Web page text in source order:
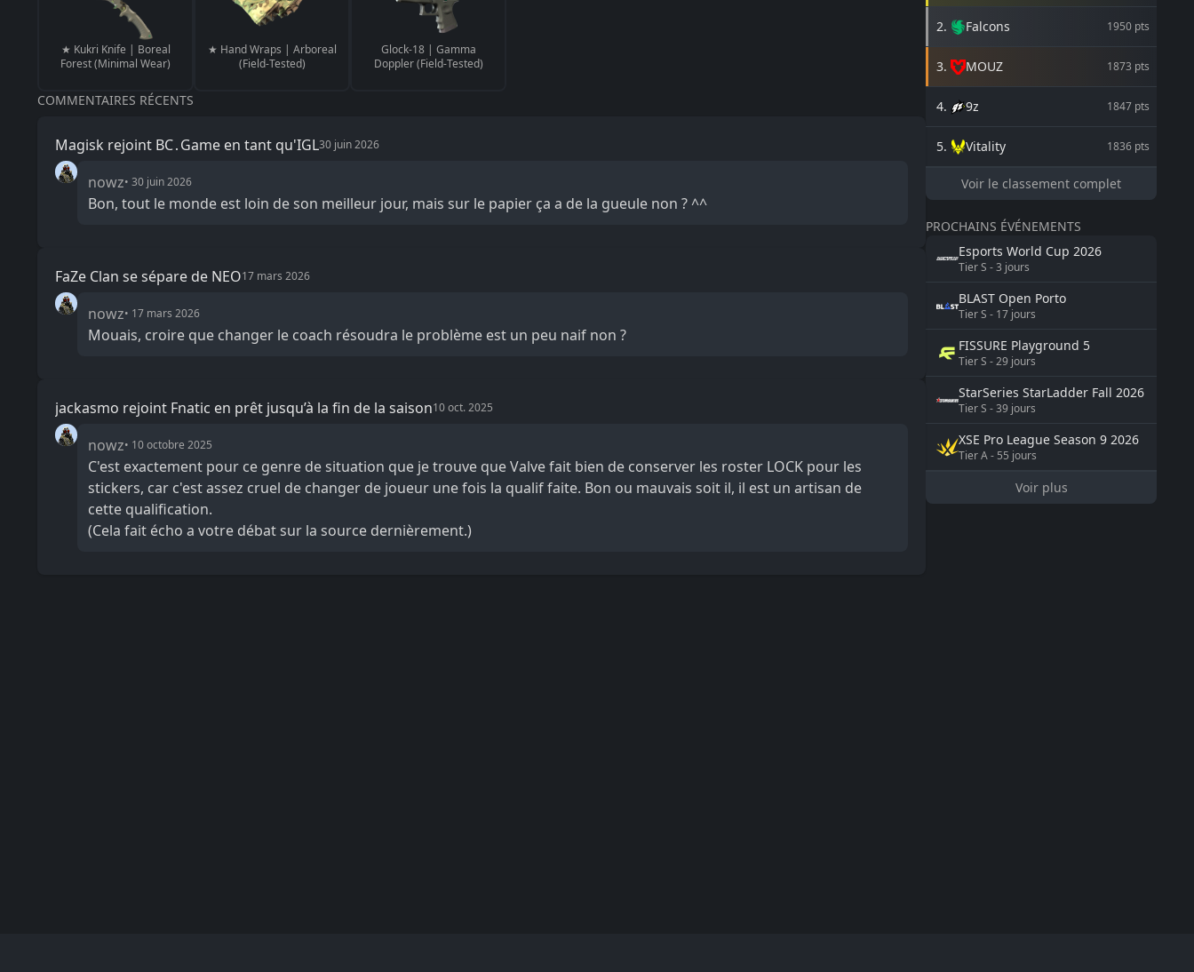
★ Kukri Knife | Boreal
Forest (Minimal Wear)
★ Hand Wraps | Arboreal
(Field-Tested)
Glock-18 | Gamma
Doppler (Field-Tested)
COMMENTAIRES RÉCENTS
Magisk rejoint BC․Game en tant qu'IGL30 juin 2026
nowz• 30 juin 2026
Bon, tout le monde est loin de son meilleur jour, mais sur le papier ça a de la gueule non ? ^^
FaZe Clan se sépare de NEO17 mars 2026
nowz• 17 mars 2026
Mouais, croire que changer le coach résoudra le problème est un peu naif non ?
jackasmo rejoint Fnatic en prêt jusqu’à la fin de la saison10 oct. 2025
nowz• 10 octobre 2025
C'est exactement pour ce genre de situation que je trouve que Valve fait bien de conserver les roster LOCK pour les
stickers, car c'est assez cruel de changer de joueur une fois la qualif faite. Bon ou mauvais soit il, il est un artisan de
cette qualification.
(Cela fait écho a votre débat sur la source dernièrement.)
2. Falcons 1950 pts
3. MOUZ 1873 pts
4. 9z 1847 pts
5. Vitality 1836 pts
Voir le classement complet
PROCHAINS ÉVÉNEMENTS
Esports World Cup 2026
TierS -3 jours
BLAST Open Porto
TierS - 17 jours
FISSURE Playground 5
TierS -29 jours
StarSeries StarLadder Fall 2026
TierS -39 jours
XSE Pro League Season 9 2026
TierA- 55 jours
Voir plus